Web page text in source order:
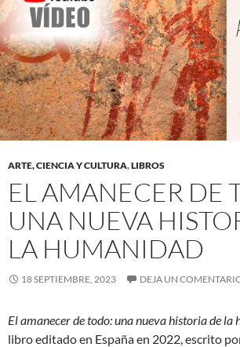
ARTE, CIENCIA Y CULTURA,LIBROS
EL AMANECER DE
UNA NUEVA
LA HUMANIDAD
18 SEPTIEMBRE, 2023 DEJA UN
El amanecer de todo: una nueva historia de la
libro editado en España en 2022, escrito